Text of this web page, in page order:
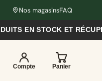
Nos magasinsFAQ
ET RÉCUPÉRER